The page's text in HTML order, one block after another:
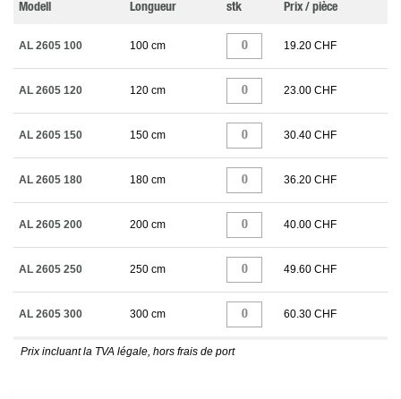
Modell Longueur stk Prix / pièce
AL 2605 100 100 cm 19.20 CHF
AL 2605 120 120 cm 23.00 CHF
AL 2605 150 150 cm 30.40 CHF
AL 2605 180 180 cm 36.20 CHF
AL 2605 200 200 cm 40.00 CHF
AL 2605 250 250 cm 49.60 CHF
AL 2605 300 300 cm 60.30 CHF
Prix incluant la TVA légale, hors frais de port